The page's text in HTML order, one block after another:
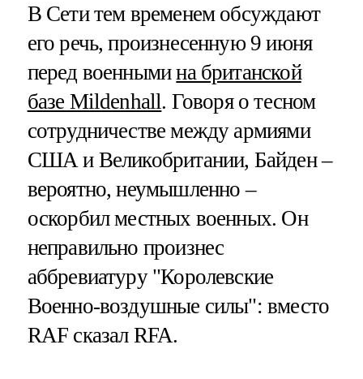
В Сети тем временем обсуждают
его речь, произнесенную 9 июня
перед военнымина британской
базе Mildenhall. Говоря о тесном
сотрудничестве между армиями
США и Великобритании, Байден –
вероятно, неумышленно –
оскорбил местных военных. Он
неправильно произнес
аббревиатуру "Королевские
Военно-воздушные силы": вместо
RAF сказал RFA.